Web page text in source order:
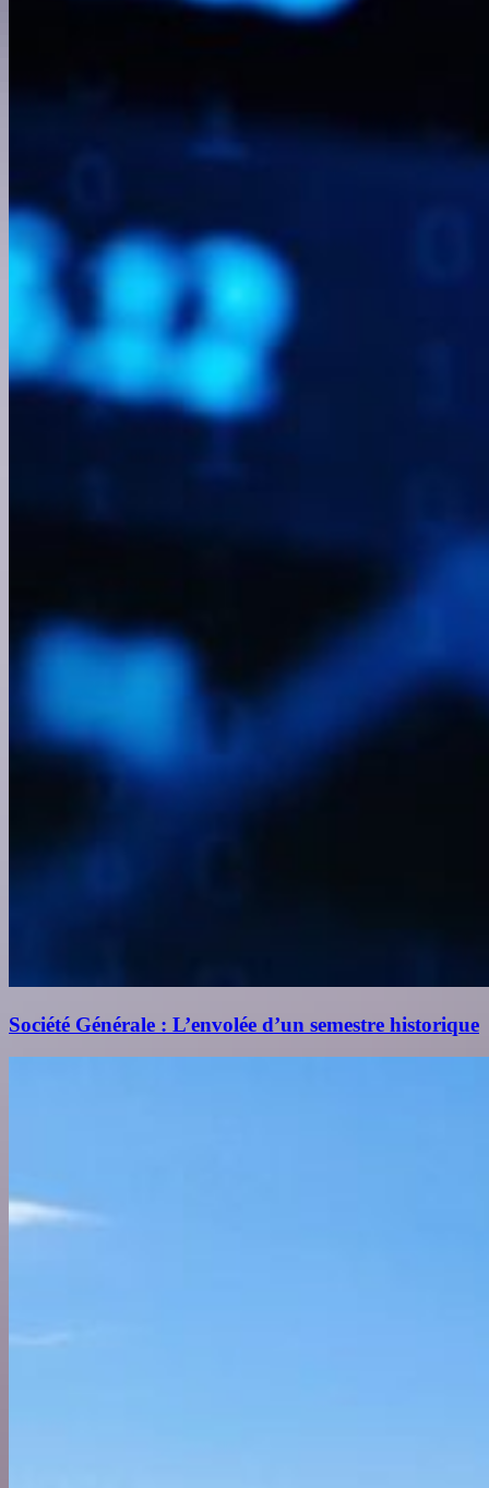
Société Générale : L’envolée d’un semestre historique